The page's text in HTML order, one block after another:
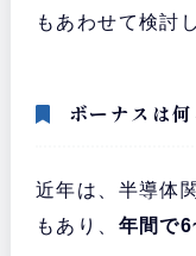
もあわせて検討
ボーナスは何
近年は、半導体
もあり、 年間で